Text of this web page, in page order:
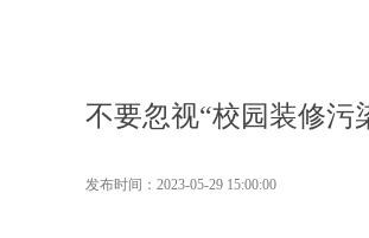
不要忽视“校园装修污
发布时间：2023-05-29 15:00:00